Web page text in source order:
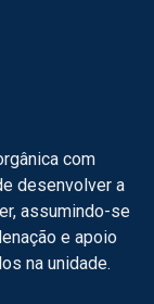
com
desenvolver a
assumindo-se
e apoio
na unidade.